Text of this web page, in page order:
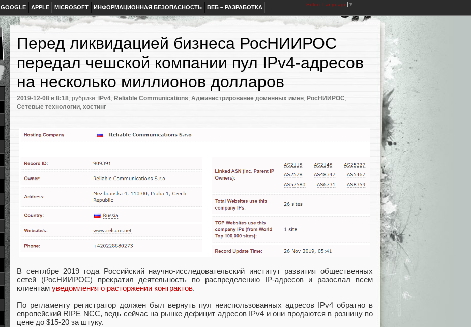
GOOGLE APPLE MICROSOFT ИНФОРМАЦИОННАЯ БЕЗОПАСНОСТЬ ВЕБ – РАЗРАБОТКА Select Language ▼
Перед ликвидацией бизнеса РосНИИРОС
передал чешской компании пул IPv4-адресов
на несколько миллионов долларов
2019-12-08 в 8:18, рубрики: IPv4, Reliable Communications, Администрирование доменных имен, РосНИИРОС,
Сетевые технологии, хостинг
В сентябре 2019 года Российский научно-исследовательский институт развития общественных
сетей (РосНИИРОС) прекратил деятельность по распределению IP-адресов и разослал всем
клиентам уведомления о расторжении контрактов.
По регламенту регистратор должен был вернуть пул неиспользованных адресов IPv4 обратно в
европейский RIPE NCC, ведь сейчас на рынке дефицит адресов IPv4 и они продаются в розницу по
цене до $15-20 за штуку.